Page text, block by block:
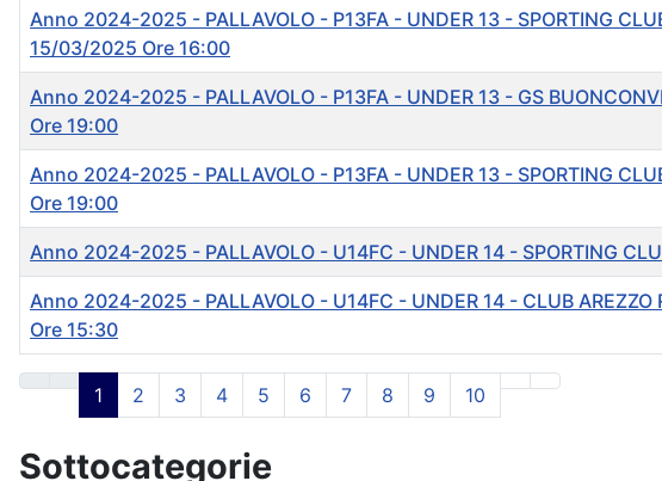
Articoli
Anno 2024-2025 - PALLAVOLO - P13FA - UNDER 13 - SPORTING
15/03/2025 Ore 16:00
Anno 2024-2025 - PALLAVOLO - P13FA - UNDER 13 - GS
Ore 19:00
Anno 2024-2025 - PALLAVOLO - P13FA - UNDER 13 - SPORTING
Ore 19:00
Anno 2024-2025 - PALLAVOLO - U14FC - UNDER 14 - SPORTING
Anno 2024-2025 - PALLAVOLO - U14FC - UNDER 14 - CLUB
Ore 15:30
1 2 3 4 5 6 7 8 9 10
Sottocategorie